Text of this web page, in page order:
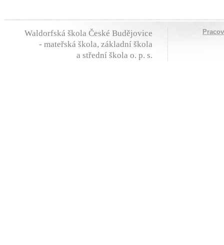
Waldorfská škola České Budějovice
- mateřská škola, základní škola
a střední škola o. p. s.